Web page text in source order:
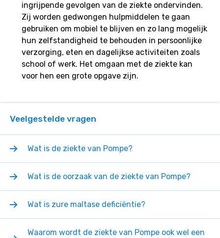
ingrijpende gevolgen van de ziekte ondervinden.
Zij worden gedwongen hulpmiddelen te gaan
gebruiken om mobiel te blijven en zo lang mogelijk
hun zelfstandigheid te behouden in persoonlijke
verzorging, eten en dagelijkse activiteiten zoals
school of werk. Het omgaan met de ziekte kan
voor hen een grote opgave zijn.
Veelgestelde vragen
Wat is de ziekte van Pompe?
Wat is de oorzaak van de ziekte van Pompe?
Wat is zure maltase deficiëntie?
Waarom wordt de ziekte van Pompe ook wel een